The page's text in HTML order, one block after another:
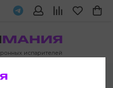
испарителей